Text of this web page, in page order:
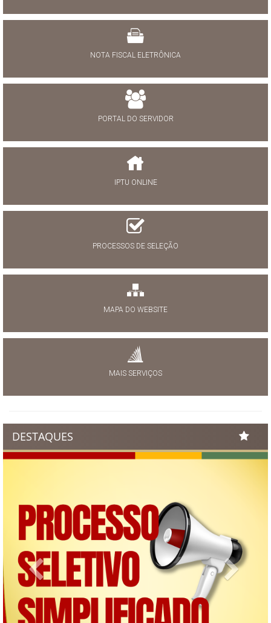
NOTA FISCAL ELETRÔNICA
PORTAL DO SERVIDOR
IPTU ONLINE
PROCESSOS DE SELEÇÃO
MAPA DO WEBSITE
MAIS SERVIÇOS
DESTAQUES
Previous Next